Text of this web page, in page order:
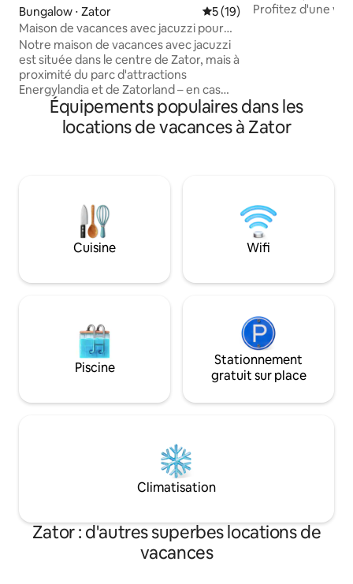
Bungalow ⋅ Zator Évaluation moyenne sur la
5 (19)
Maison de vacances avec jacuzzi pour
16 personnes, centre de Zator
Notre maison de vacances avec jacuzzi
est située dans le centre de Zator, mais à
proximité du parc d'attractions
Energylandia et de Zatorland – en cas
d'embouteillages, vous pouvez vous y
rendre à pied. Le logement est situé à
proximité de commerces, de
et de sa propre salle de bain. Au total, la
propriété peut accueillir 16 personnes.
La propriété est clôturée et dispose d'un
jardin avec jacuzzi, d'un barbecue, d'une
parking gratuit pour les voyageurs.
Profitez d'une
sans chlore pour
2 sièges de
de source pure,
près de vous.
Équipements populaires dans les
locations de vacances à Zator
Cuisine Wifi
Piscine
Stationnement
gratuit sur place
Climatisation
Zator : d'autres superbes locations de
vacances